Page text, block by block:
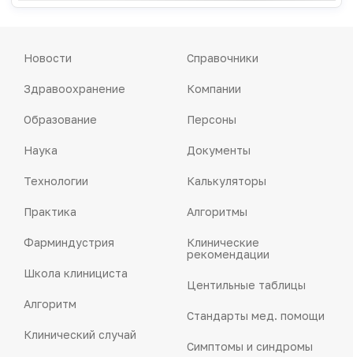
Новости
Здравоохранение
Образование
Наука
Технологии
Практика
Фарминдустрия
Школа клинициста
Алгоритм
Клинический случай
Справочники
Компании
Персоны
Документы
Калькуляторы
Алгоритмы
Клинические
рекомендации
Центильные таблицы
Стандарты мед. помощи
Симптомы и синдромы